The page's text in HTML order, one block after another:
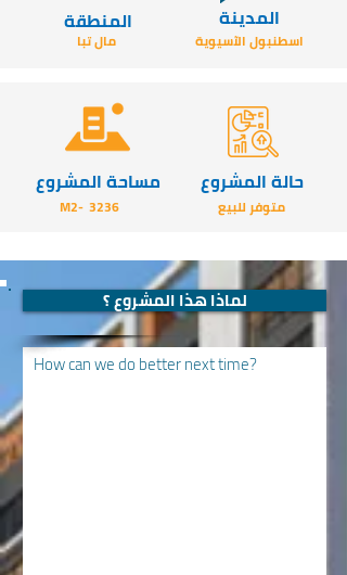
المنطقة
مال تبا
المدينة
اسطنبول الآسيوية
مساحة المشروع
3236
-M2
حالة المشروع
متوفر للبيع
How can we do better next time?
لماذا هذا المشروع ؟